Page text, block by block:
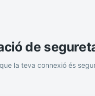
de
la teva connexió és